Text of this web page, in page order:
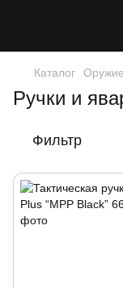
Каталог Оружие
Ручки и
Фильтр